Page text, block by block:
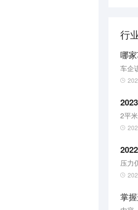
行
哪
车企
2平
压力
掌